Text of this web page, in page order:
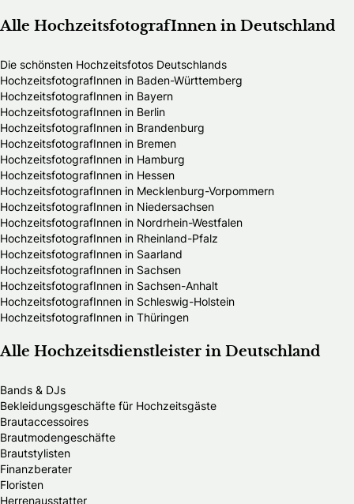
Alle HochzeitsfotografInnen in Deutschland
Die schönsten Hochzeitsfotos Deutschlands
HochzeitsfotografInnen in Baden-Württemberg
HochzeitsfotografInnen in Bayern
HochzeitsfotografInnen in Berlin
HochzeitsfotografInnen in Brandenburg
HochzeitsfotografInnen in Bremen
HochzeitsfotografInnen in Hamburg
HochzeitsfotografInnen in Hessen
HochzeitsfotografInnen in Mecklenburg-Vorpommern
HochzeitsfotografInnen in Niedersachsen
HochzeitsfotografInnen in Nordrhein-Westfalen
HochzeitsfotografInnen in Rheinland-Pfalz
HochzeitsfotografInnen in Saarland
HochzeitsfotografInnen in Sachsen
HochzeitsfotografInnen in Sachsen-Anhalt
HochzeitsfotografInnen in Schleswig-Holstein
HochzeitsfotografInnen in Thüringen
Alle Hochzeitsdienstleister in Deutschland
Bands & DJs
Bekleidungsgeschäfte für Hochzeitsgäste
Brautaccessoires
Brautmodengeschäfte
Brautstylisten
Finanzberater
Floristen
Herrenausstatter